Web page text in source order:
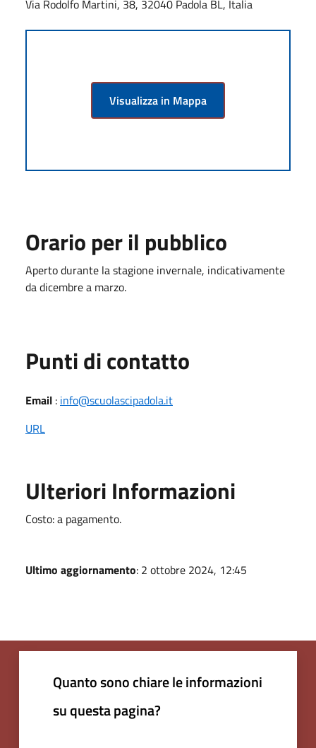
Via Rodolfo Martini, 38, 32040 Padola BL, Italia
Visualizza in Mappa
Orario per il pubblico
Aperto durante la stagione invernale, indicativamente
da dicembre a marzo.
Punti di contatto
Email : info@scuolascipadola.it
URL
Ulteriori Informazioni
Costo: a pagamento.
Ultimo aggiornamento: 2 ottobre 2024, 12:45
Quanto sono chiare le informazioni
su questa pagina?